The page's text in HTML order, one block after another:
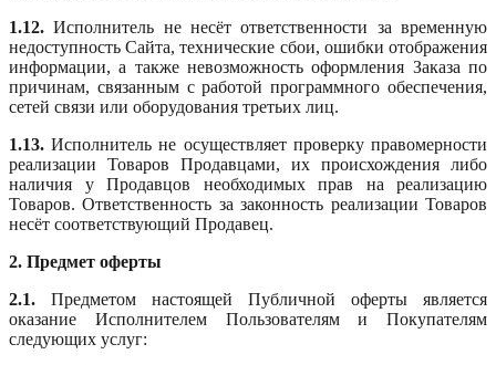
1.12. Исполнитель не несёт ответственности за временную
недоступность Сайта, технические сбои, ошибки отображения
информации, а также невозможность оформления Заказа по
причинам, связанным с работой программного обеспечения,
сетей связи или оборудования третьих лиц.
1.13. Исполнитель не осуществляет проверку правомерности
реализации Товаров Продавцами, их происхождения либо
наличия у Продавцов необходимых прав на реализацию
Товаров. Ответственность за законность реализации Товаров
несёт соответствующий Продавец.
2. Предмет оферты
2.1. Предметом настоящей Публичной оферты является
оказание Исполнителем Пользователям и Покупателям
следующих услуг: